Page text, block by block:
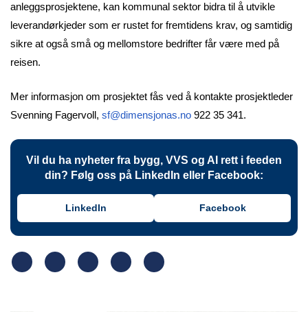
anleggsprosjektene, kan kommunal sektor bidra til å utvikle
leverandørkjeder som er rustet for fremtidens krav, og samtidig
sikre at også små og mellomstore bedrifter får være med på
reisen.
Mer informasjon om prosjektet fås ved å kontakte prosjektleder
Svenning Fagervoll, sf@dimensjonas.no 922 35 341.
Vil du ha nyheter fra bygg, VVS og AI rett i feeden
din? Følg oss på LinkedIn eller Facebook:
LinkedIn Facebook